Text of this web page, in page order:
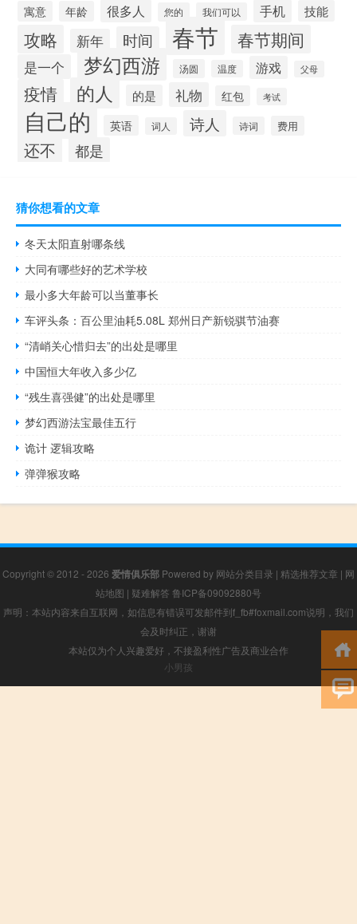
寓意 年龄 很多人 您的 我们可以 手机 技能
攻略 新年 时间 春节 春节期间
是一个 梦幻西游 汤圆 温度 游戏 父母
疫情 的人 的是 礼物 红包 考试
自己的 英语 词人 诗人 诗词 费用
还不 都是
猜你想看的文章
冬天太阳直射哪条线
大同有哪些好的艺术学校
最小多大年龄可以当董事长
车评头条：百公里油耗5.08L 郑州日产新锐骐节油赛
“清峭关心惜归去”的出处是哪里
中国恒大年收入多少亿
“残生喜强健”的出处是哪里
梦幻西游法宝最佳五行
诡计 逻辑攻略
弹弹猴攻略
Copyright © 2012 - 2026 爱情俱乐部 Powered by 网站分类目录 | 精选推荐文章 | 网
站地图 | 疑难解答 鲁ICP备09092880号
声明：本站内容来自互联网，如信息有错误可发邮件到f_fb#foxmail.com说明，我们
会及时纠正，谢谢
本站仅为个人兴趣爱好，不接盈利性广告及商业合作
小男孩